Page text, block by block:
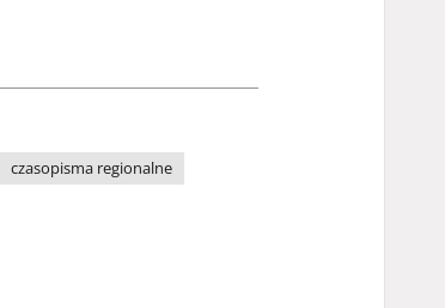
czasopisma regionalne